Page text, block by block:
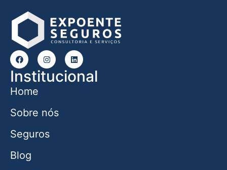
Institucional
Home
Sobre nós
Seguros
Blog